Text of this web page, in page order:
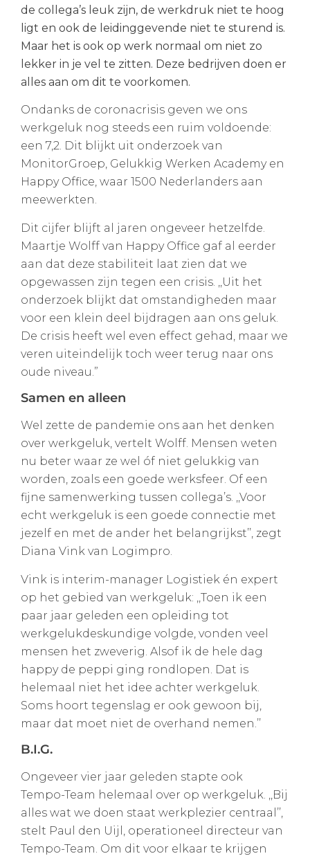
de collega’s leuk zijn, de werkdruk niet te hoog
ligt en ook de leidinggevende niet te sturend is.
Maar het is ook op werk normaal om niet zo
lekker in je vel te zitten. Deze bedrijven doen er
alles aan om dit te voorkomen.
Ondanks de coronacrisis geven we ons
werkgeluk nog steeds een ruim voldoende:
een 7,2. Dit blijkt uit onderzoek van
MonitorGroep, Gelukkig Werken Academy en
Happy Office, waar 1500 Nederlanders aan
meewerkten.
Dit cijfer blijft al jaren ongeveer hetzelfde.
Maartje Wolff van Happy Office gaf al eerder
aan dat deze stabiliteit laat zien dat we
opgewassen zijn tegen een crisis. ,,Uit het
onderzoek blijkt dat omstandigheden maar
voor een klein deel bijdragen aan ons geluk.
De crisis heeft wel even effect gehad, maar we
veren uiteindelijk toch weer terug naar ons
oude niveau.”
Samen en alleen
Wel zette de pandemie ons aan het denken
over werkgeluk, vertelt Wolff. Mensen weten
nu beter waar ze wel óf niet gelukkig van
worden, zoals een goede werksfeer. Of een
fijne samenwerking tussen collega’s. ,,Voor
echt werkgeluk is een goede connectie met
jezelf en met de ander het belangrijkst’’, zegt
Diana Vink van Logimpro.
Vink is interim-manager Logistiek én expert
op het gebied van werkgeluk: ,,Toen ik een
paar jaar geleden een opleiding tot
werkgelukdeskundige volgde, vonden veel
mensen het zweverig. Alsof ik de hele dag
happy de peppi ging rondlopen. Dat is
helemaal niet het idee achter werkgeluk.
Soms hoort tegenslag er ook gewoon bij,
maar dat moet niet de overhand nemen.’’
B.I.G.
Ongeveer vier jaar geleden stapte ook
Tempo-Team helemaal over op werkgeluk. ,,Bij
alles wat we doen staat werkplezier centraal’’,
stelt Paul den Uijl, operationeel directeur van
Tempo-Team. Om dit voor elkaar te krijgen